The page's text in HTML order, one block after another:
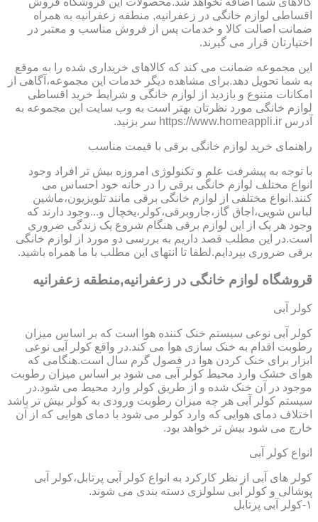
اقساطی لوازم خانگی در زعفرانیه, منطقه زعفرانیه به همراه
ضمانت اصالت کالا و خدمات پس از فروش مناسب و معتبر در
اختیارتان قرار می گیرند.
این مجموعه ضمانت می کند که کالاهای خریداری شده را به موقع
به شما تحویل دهد.برای مشاهده دیگر خدمات این مجموعه،آگاهی از
امکانات متنوع و بازدید از لوازم خانگی و شرایط خرید اقساطی
لوازم خانگی مورد نظرتان بهتر است به وب سایت این مجموعه به
آدرس https://www.homeappli.ir سر بزنید.
راهنمای خرید لوازم خانگی برقی با قیمت مناسب
با توجه به پیشرفت علم و تکنولوژی امروزه بیش تر افراد وجود
انواع مختلف لوازم خانگی برقی را در خانه خود احساس می
کنند.انواع مختلفی از لوازم خانگی برقی مانند تلویزیون،ماشین
لباس شویی،اجاق گاز،جاروبرقی،کولر،یخچال و...وجود دارند که
وجود هر یک از این لوازم برقی هنگام شروع یک زندگی ضروری
است.در این مطلب قصد داریم به بررسی دو مورد از لوازم خانگی
برقی ضروری بپردایم.لطفا تا انتهای این مطلب با ما همراه باشید.
قروشگاه لوازم خانگی در زعفرانیه,منطقه زعفرانیه
کولر آبی
کولر آبی نوعی سیستم خنک کننده هوا است که بر اساس میزان
رطوبت اقدام به خنک سازی هوا می کند.در واقع کولر آبی نوعی
ابزار برای خنک کردن هوا در فصول گرم سال است.هنگامی که
هوای خشک وارد محیط کولر آبی می شود بر اساس میزان رطوبت
موجود در آن خنک شده و از طریق کولر وارد محیط می شود.در
سیستم کولر آبی هر چه میزان رطوبت ورودی به کولر بیش تر باشد
اختلاف دمای هوایی که وارد کولر می شود با دمای هوایی که از آن
خارج می شود بیش تر خواهد بود.
انواع کولر آبی
کولر های آبی از نظر کارکرد به انواع کولر آبی پرتابل،کولر آبی
پوشالی و کولر آبی سلولزی دسته بندی می شوند.
۱-کولر آبی پرتابل